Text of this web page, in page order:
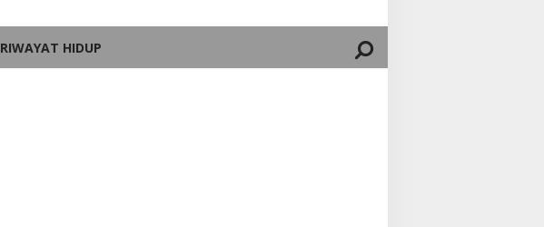
RIWAYAT HIDUP